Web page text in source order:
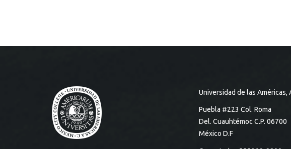
Universidad de las Américas,
Puebla #223 Col. Roma
Del. Cuauhtémoc C.P. 06700
México D.F